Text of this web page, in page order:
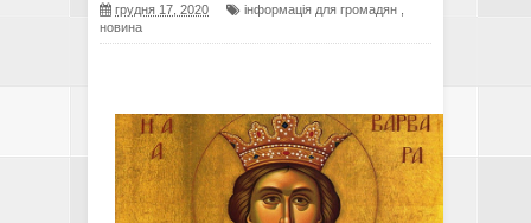
грудня 17, 2020 інформація для громадян
новина